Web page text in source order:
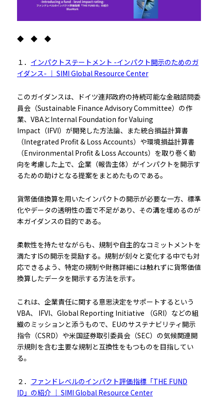
◆ ◆ ◆
１． インパクトステートメント -インパクト開示のためのガ
イダンス- ｜ SIMI Global Resource Center
このガイダンスは、ドイツ連邦政府の持続可能な金融諮問委
員会（Sustainable Finance Advisory Committee）の作
業、VBAとInternal Foundation for Valuing
Impact（IFVI）が開発した方法論、また統合損益計算書
（Integrated Profit & Loss Accounts）や環境損益計算書
（Environmental Profit & Loss Accounts）を取り巻く動
向を考慮した上で、企業（報告主体）がインパクトを開示す
るための助けとなる提案をまとめたものである。
貨幣価値換算を用いたインパクトの開示が必要な一方、標準
化やデータの透明性の面で不足があり、その溝を埋めるのが
本ガイダンスの目的である。
柔軟性を持たせながらも、規制や自主的なコミットメントを
満たすISの開示を奨励する。規制が刻々と変化する中でも対
応できるよう、特定の規制や財務詳細には触れずに貨幣価値
換算したデータを開示する方法を示す。
これは、企業責任に関する意思決定をサポートするという
VBA、 IFVI、Global Reporting Initiative （GRI）などの組
織のミッションと添うもので、EUのサステナビリティ開示
指令（CSRD）や米国証券取引委員会（SEC）の気候関連開
示規則を含む主要な規制と互換性をもつものを目指してい
る。
２． ファンドレベルのインパクト評価指標「THE FUND
ID」の紹介 ｜ SIMI Global Resource Center